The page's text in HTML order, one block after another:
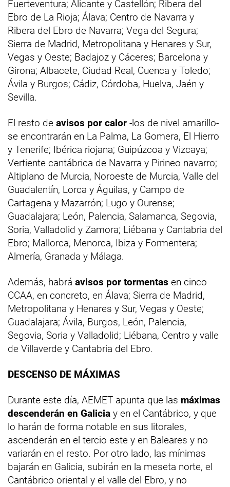
Fuerteventura; Alicante y Castellón; Ribera del
Ebro de La Rioja; Álava; Centro de Navarra y
Ribera del Ebro de Navarra; Vega del Segura;
Sierra de Madrid, Metropolitana y Henares y Sur,
Vegas y Oeste; Badajoz y Cáceres; Barcelona y
Girona; Albacete, Ciudad Real, Cuenca y Toledo;
Ávila y Burgos; Cádiz, Córdoba, Huelva, Jaén y
Sevilla.
El resto de avisos por calor -los de nivel amarillo-
se encontrarán en La Palma, La Gomera, El Hierro
y Tenerife; Ibérica riojana; Guipúzcoa y Vizcaya;
Vertiente cantábrica de Navarra y Pirineo navarro;
Altiplano de Murcia, Noroeste de Murcia, Valle del
Guadalentín, Lorca y Águilas, y Campo de
Cartagena y Mazarrón; Lugo y Ourense;
Guadalajara; León, Palencia, Salamanca, Segovia,
Soria, Valladolid y Zamora; Liébana y Cantabria del
Ebro; Mallorca, Menorca, Ibiza y Formentera;
Almería, Granada y Málaga.
Además, habrá avisos por tormentas en cinco
CCAA, en concreto, en Álava; Sierra de Madrid,
Metropolitana y Henares y Sur, Vegas y Oeste;
Guadalajara; Ávila, Burgos, León, Palencia,
Segovia, Soria y Valladolid; Liébana, Centro y valle
de Villaverde y Cantabria del Ebro.
DESCENSO DE MÁXIMAS
Durante este día, AEMET apunta que las máximas
descenderán en Galicia y en el Cantábrico, y que
lo harán de forma notable en sus litorales,
ascenderán en el tercio este y en Baleares y no
variarán en el resto. Por otro lado, las mínimas
bajarán en Galicia, subirán en la meseta norte, el
Cantábrico oriental y el valle del Ebro, y no